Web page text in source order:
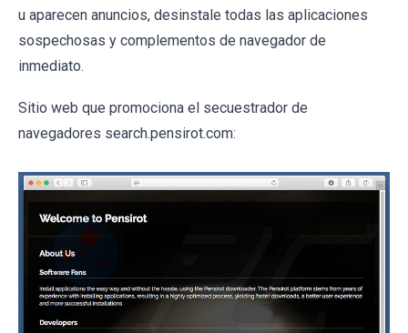
u aparecen anuncios, desinstale todas las aplicaciones
sospechosas y complementos de navegador de
inmediato.
Sitio web que promociona el secuestrador de
navegadores search.pensirot.com: